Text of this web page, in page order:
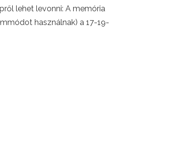
lehet levonni: A memória
használnak) a 17-19-